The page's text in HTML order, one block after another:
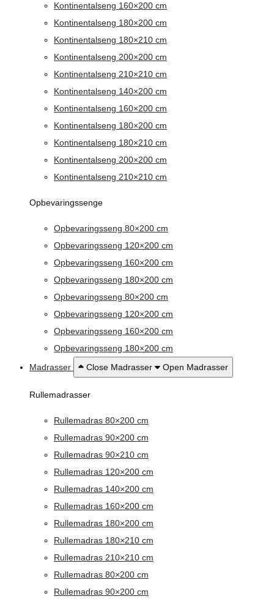
Kontinentalseng 160×200 cm
Kontinentalseng 180×200 cm
Kontinentalseng 180×210 cm
Kontinentalseng 200×200 cm
Kontinentalseng 210×210 cm
Kontinentalseng 140×200 cm
Kontinentalseng 160×200 cm
Kontinentalseng 180×200 cm
Kontinentalseng 180×210 cm
Kontinentalseng 200×200 cm
Kontinentalseng 210×210 cm
Opbevaringssenge
Opbevaringsseng 80×200 cm
Opbevaringsseng 120×200 cm
Opbevaringsseng 160×200 cm
Opbevaringsseng 180×200 cm
Opbevaringsseng 80×200 cm
Opbevaringsseng 120×200 cm
Opbevaringsseng 160×200 cm
Opbevaringsseng 180×200 cm
Madrasser
Close Madrasser Open Madrasser
Rullemadrasser
Rullemadras 80×200 cm
Rullemadras 90×200 cm
Rullemadras 90×210 cm
Rullemadras 120×200 cm
Rullemadras 140×200 cm
Rullemadras 160×200 cm
Rullemadras 180×200 cm
Rullemadras 180×210 cm
Rullemadras 210×210 cm
Rullemadras 80×200 cm
Rullemadras 90×200 cm